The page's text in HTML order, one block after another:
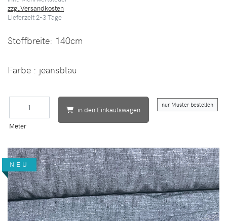
NEU
zzgl.Versandkosten
Lieferzeit 2-3Tage
Stoffbreite: 140cm
Farbe : jeansblau
Meter
in den Einkaufswagen
nur Muster bestellen